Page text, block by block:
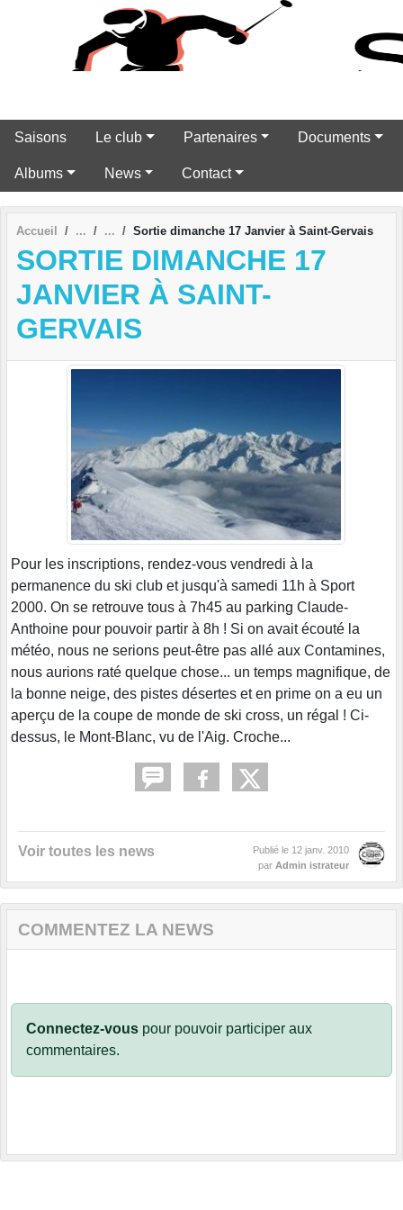
Saisons Le club Partenaires Documents
Albums News Contact
Accueil Sortie dimanche 17 Janvier à Saint-Gervais
SORTIE DIMANCHE 17
JANVIER À SAINT-
GERVAIS
Pour les inscriptions, rendez-vous vendredi à la
permanence du ski club et jusqu'à samedi 11h à Sport
2000. On se retrouve tous à 7h45 au parking Claude-
Anthoine pour pouvoir partir à 8h ! Si on avait écouté la
météo, nous ne serions peut-être pas allé aux Contamines,
nous aurions raté quelque chose... un temps magnifique, de
la bonne neige, des pistes désertes et en prime on a eu un
aperçu de la coupe de monde de ski cross, un régal ! Ci-
dessus, le Mont-Blanc, vu de l'Aig. Croche...
Voir toutes les news Publié le 12 janv. 2010
par Admin istrateur
COMMENTEZ LA NEWS
Connectez-vous pour pouvoir participer aux
commentaires.
Panneau de gestion des cookies